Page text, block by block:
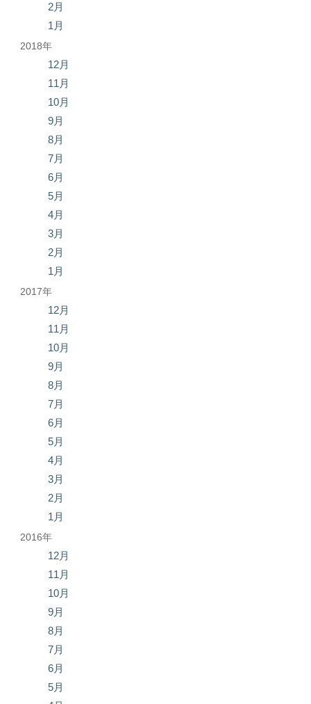
2月
1月
2018年
12月
11月
10月
9月
8月
7月
6月
5月
4月
3月
2月
1月
2017年
12月
11月
10月
9月
8月
7月
6月
5月
4月
3月
2月
1月
2016年
12月
11月
10月
9月
8月
7月
6月
5月